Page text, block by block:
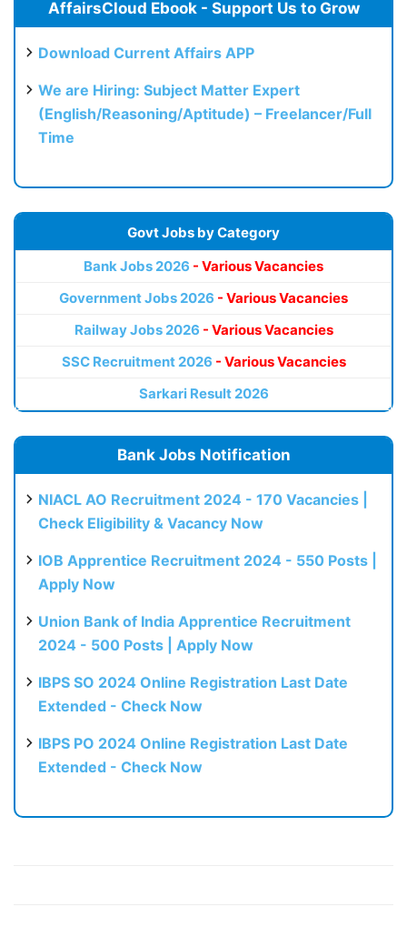
AffairsCloud Ebook - Support Us to Grow
Download Current Affairs APP
We are Hiring: Subject Matter Expert
(English/Reasoning/Aptitude) – Freelancer/Full
Time
Govt Jobs by Category
Bank Jobs 2026 - Various Vacancies
Government Jobs 2026 - Various Vacancies
Railway Jobs 2026 - Various Vacancies
SSC Recruitment 2026 - Various Vacancies
Sarkari Result 2026
Bank Jobs Notification
NIACL AO Recruitment 2024 - 170 Vacancies |
Check Eligibility & Vacancy Now
IOB Apprentice Recruitment 2024 - 550 Posts |
Apply Now
Union Bank of India Apprentice Recruitment
2024 - 500 Posts | Apply Now
IBPS SO 2024 Online Registration Last Date
Extended - Check Now
IBPS PO 2024 Online Registration Last Date
Extended - Check Now